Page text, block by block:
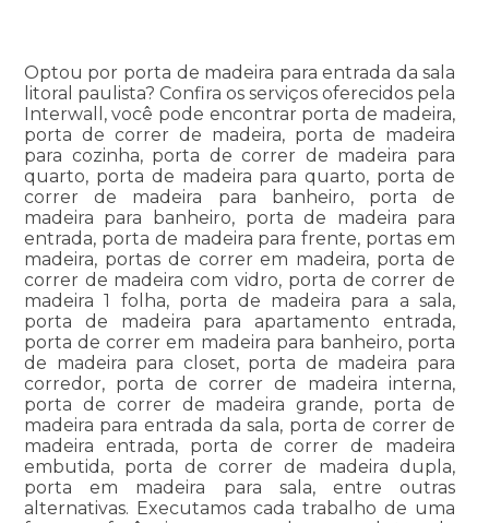
Optou por porta de madeira para entrada da sala
litoral paulista? Confira os serviços oferecidos pela
Interwall, você pode encontrar porta de madeira,
porta de correr de madeira, porta de madeira
para cozinha, porta de correr de madeira para
quarto, porta de madeira para quarto, porta de
correr de madeira para banheiro, porta de
madeira para banheiro, porta de madeira para
entrada, porta de madeira para frente, portas em
madeira, portas de correr em madeira, porta de
correr de madeira com vidro, porta de correr de
madeira 1 folha, porta de madeira para a sala,
porta de madeira para apartamento entrada,
porta de correr em madeira para banheiro, porta
de madeira para closet, porta de madeira para
corredor, porta de correr de madeira interna,
porta de correr de madeira grande, porta de
madeira para entrada da sala, porta de correr de
madeira entrada, porta de correr de madeira
embutida, porta de correr de madeira dupla,
porta em madeira para sala, entre outras
alternativas. Executamos cada trabalho de uma